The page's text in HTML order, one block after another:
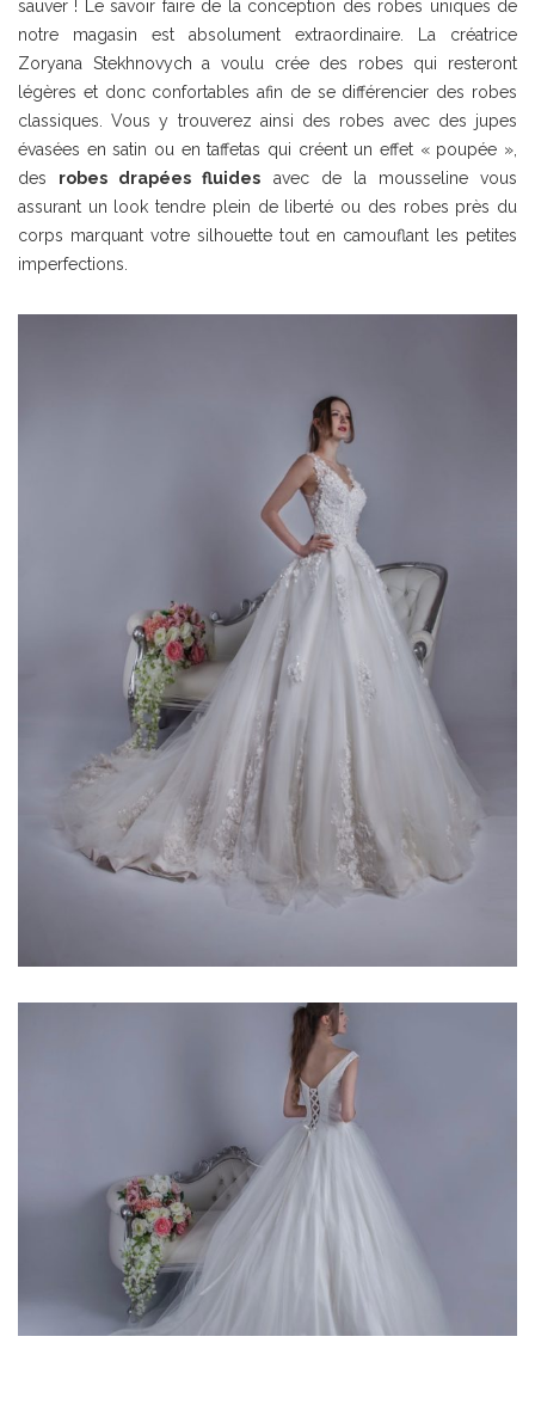
sauver ! Le savoir faire de la conception des robes uniques de
notre magasin est absolument extraordinaire. La créatrice
Zoryana Stekhnovych a voulu crée des robes qui resteront
légères et donc confortables afin de se différencier des robes
classiques. Vous y trouverez ainsi des robes avec des jupes
évasées en satin ou en taffetas qui créent un effet « poupée »,
des robes drapées fluides avec de la mousseline vous
assurant un look tendre plein de liberté ou des robes près du
corps marquant votre silhouette tout en camouflant les petites
imperfections.